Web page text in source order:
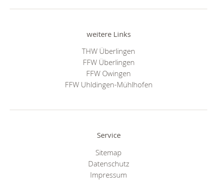
weitere Links
THW Überlingen
FFW Überlingen
FFW Owingen
FFW Uhldingen-Mühlhofen
Service
Sitemap
Datenschutz
Impressum